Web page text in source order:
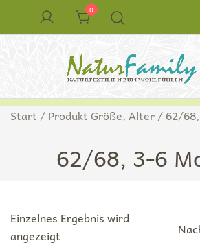
0
NaturFamily Shop
Babys, Kinder und
Naturkleidung aus Wolle
Start / Produkt Größe, Alter / 62/
62/68, 3-6
Einzelnes Ergebnis wird
angezeigt